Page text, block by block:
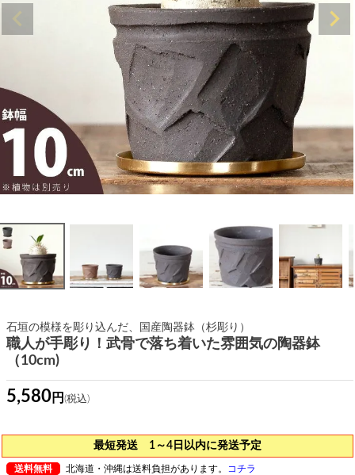
石垣の模様を彫り込んだ、国産陶器鉢（杉彫り）
職人が手彫り！武骨で落ち着いた雰囲気の陶器鉢
（10cm)
5,580
最短発送 1～4日以内に発送予定
送料無料 北海道・沖縄は送料負担があります。 コチラ